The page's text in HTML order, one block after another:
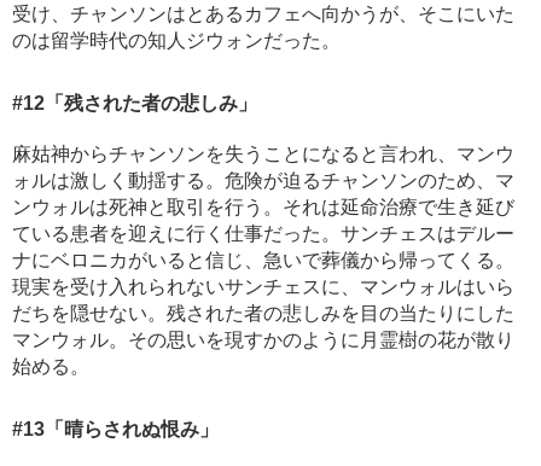
受け、チャンソンはとあるカフェへ向かうが、そこにいた
のは留学時代の知人ジウォンだった。
#12 「残された者の悲しみ」
麻姑神からチャンソンを失うことになると言われ、マンウ
ォルは激しく動揺する。危険が迫るチャンソンのため、マ
ンウォルは死神と取引を行う。それは延命治療で生き延び
ている患者を迎えに行く仕事だった。サンチェスはデルー
ナにベロニカがいると信じ、急いで葬儀から帰ってくる。
現実を受け入れられないサンチェスに、マンウォルはいら
だちを隠せない。残された者の悲しみを目の当たりにした
マンウォル。その思いを現すかのように月霊樹の花が散り
始める。
#13 「晴らされぬ恨み」